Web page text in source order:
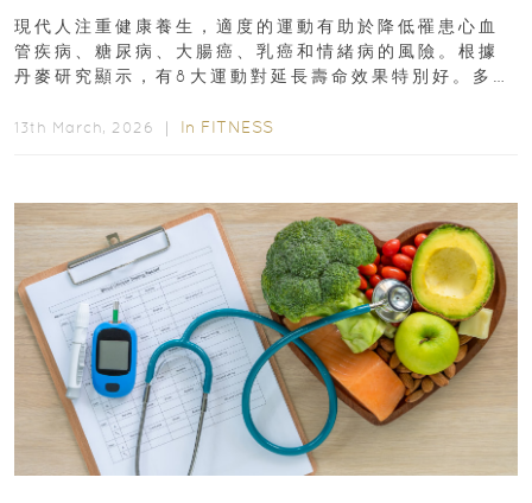
現代人注重健康養生，適度的運動有助於降低罹患心血
管疾病、糖尿病、大腸癌、乳癌和情緒病的風險。根據
丹麥研究顯示，有8大運動對延長壽命效果特別好。多做
13th March, 2026 ｜ In FITNESS